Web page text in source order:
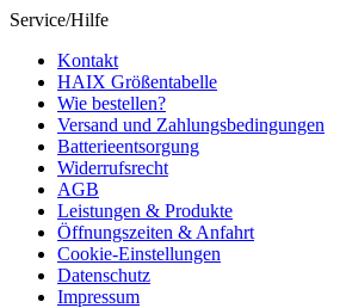
Service/Hilfe
Kontakt
HAIX Größentabelle
Wie bestellen?
Versand und Zahlungsbedingungen
Batterieentsorgung
Widerrufsrecht
AGB
Leistungen & Produkte
Öffnungszeiten & Anfahrt
Cookie-Einstellungen
Datenschutz
Impressum